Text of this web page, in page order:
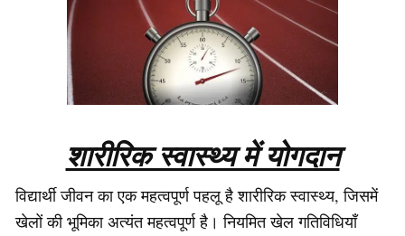
शारीरिक स्वास्थ्य में योगदान
विद्यार्थी जीवन का एक महत्वपूर्ण पहलू है शारीरिक स्वास्थ्य, जिसमें
खेलों की भूमिका अत्यंत महत्वपूर्ण है। नियमित खेल गतिविधियाँ